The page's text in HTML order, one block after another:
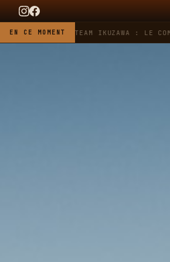
EN CE MOMENT
HEUER X TEAM IKUZAWA : LE COME-